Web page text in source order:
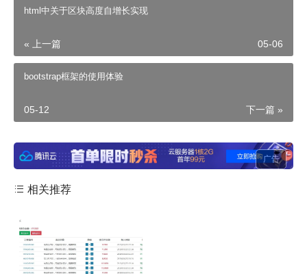
html中关于区块高度自增长实现
« 上一篇 05-06
bootstrap框架的使用体验
下一篇 »
05-12
广告
相关推荐